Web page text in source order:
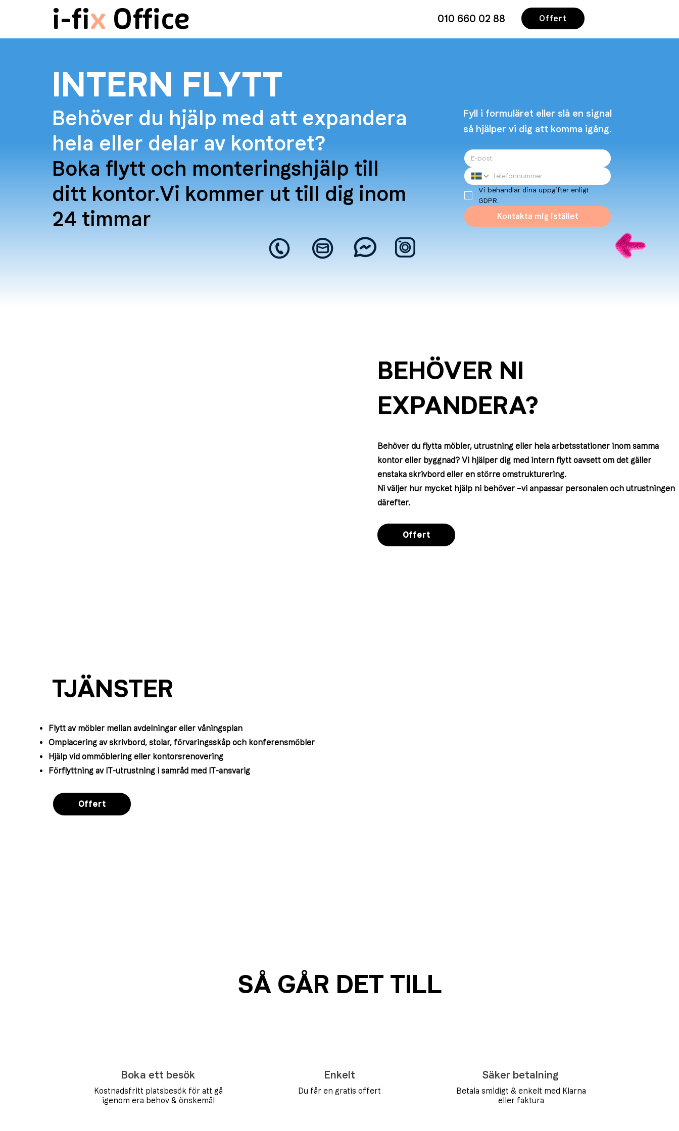
i-fix Office 010 660 02 88 Offert
INTERN FLYTT
Behöver du hjälp med att expandera
hela eller delar av kontoret?
Boka flytt och monteringshjälp till
ditt kontor.Vi kommer ut till dig inom
24 timmar
Fyll i formuläret eller slå en signal
så hjälper vi dig att komma igång.
Vi behandlar dina uppgifter enligt
GDPR.
Kontakta mig istället
BEHÖVER NI
EXPANDERA?
Behöver du flytta möbler, utrustning eller hela arbetsstationer inom samma
kontor eller byggnad? Vi hjälper dig med intern flytt oavsett om det gäller
enstaka skrivbord eller en större omstrukturering.
Ni väljer hur mycket hjälp ni behöver –vi anpassar personalen och utrustningen
därefter.
Offert
TJÄNSTER
Flytt av möbler mellan avdelningar eller våningsplan
Omplacering av skrivbord, stolar, förvaringsskåp och konferensmöbler
Hjälp vid ommöblering eller kontorsrenovering
Förflyttning av IT-utrustning i samråd med IT-ansvarig
Offert
SÅ GÅR DET TILL
Boka ett besök
Kostnadsfritt platsbesök för att gå
igenom era behov & önskemål
Enkelt
Du får en gratis offert
Säker betalning
Betala smidigt & enkelt med Klarna
eller faktura